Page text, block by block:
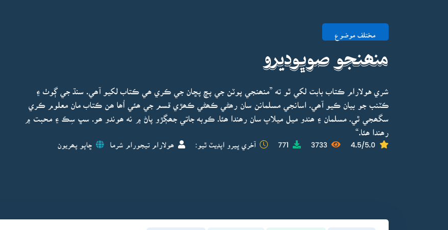
مختلف موضوع
منھنجو صوڀوديرو
شري هولارام ڪتاب بابت لکي ٿو ته ”منھنجي پوٽن جي پڇ پڇان جي ڪري ھي ڪتاب لکيو آھي. سنڌ جي ڳوٺ ۽
ڪٽنب جو بيان ڪيو آھي. اسانجي مسلمانن سان رھڻي ڪھڻي ڪھڙي قسم جي ھئي اُھا ھن ڪتاب مان معلوم ڪري
سگھجي ٿي. مسلمان ۽ ھندو ميل ميلاپ سان رھندا ھئا. ڪوبه جاتي جھڳڙو پاڻ ۾ نه ھوندو ھو. سڀ سِڪ ۽ محبت ۾
رھندا ھئا.“
4.5/5.0
3733
771 آخري ڀيرو اپڊيٽ ٿيو: ھولارام تيجورام شرما ڇاپو پھريون